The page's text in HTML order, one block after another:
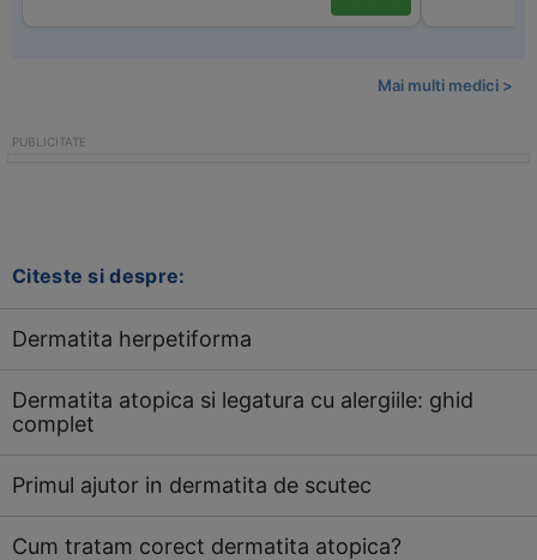
Mai multi medici >
Citeste si despre:
Dermatita herpetiforma
Dermatita atopica si legatura cu alergiile: ghid
complet
Primul ajutor in dermatita de scutec
Cum tratam corect dermatita atopica?